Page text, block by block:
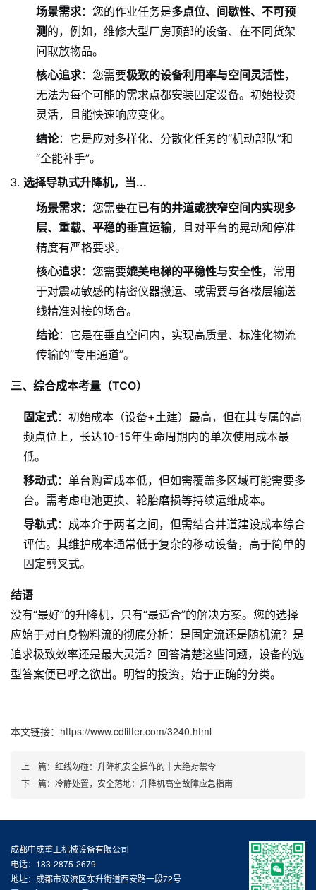
场景需求：您的作业任务是多点位、间歇性、不可预
测的，例如，维修大型厂房顶部的设备、在不同货架
间取放物品。
核心追求：您需要极致的设备利用率与空间灵活性，
无法为每个可能的需求点都安装固定设备。初始投资
灵活，且能快速响应变化。
结论：它是应对多样化、分散化任务的“机动部队”和
“全能补手”。
选择导轨式升降机，当...
场景需求：您需要在已有的井道或狭窄空间内实现多
层、重载、平稳的垂直运输，且对平台的晃动和停准
精度有严格要求。
核心追求：您需要媲美电梯的平稳性与安全性，常用
于对震动敏感的精密仪器搬运、或需要与各楼层输送
线精准对接的场合。
结论：它是在垂直空间内，实现高质量、标准化物流
传输的“专用通道”。
三、综合成本考量（TCO）
固定式：初始成本（设备+土建）最高，但在其专属的高
频点位上，长达10-15年生命周期内的单次使用成本最
低。
移动式：单台购置成本低，但如需覆盖多区域可能需要多
台。需考虑电池更换、轮胎磨损等持续运维成本。
导轨式：成本介于两者之间，但需结合井道建设成本综合
评估。其维护成本通常低于复杂的移动设备，高于简单的
固定剪叉式。
结语
没有“最好”的升降机，只有“最适合”的解决方案。您的选择
应始于对自身物料流的彻底分析：是固定流还是随机流？是
追求极致效率还是最大灵活？回答清楚这些问题，设备的选
型答案便已呼之欲出。明智的投资，始于正确的分类。
本文链接：https://www.cdlifter.com/3240.html
上一篇： 红线勿碰：升降机安全操作的十大绝对禁令
下一篇： 冷静处置，安全落地：升降机高空故障应急指南
成都中成重工机械设备有限公司
电话：183-2875-2679
地址：成都市双流区东升街道西安路一段72号